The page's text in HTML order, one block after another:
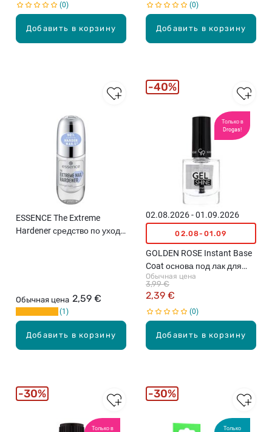
Добавить в корзину
0
Добавить в корзину
0
Добавить в корзину
ESSENCE The Extreme
Hardener средство по уходу
Обычная цена 2,59 €
1
Только в
Drogas!
Добавить в корзину
02.08.2026 - 01.09.2026
02.08-01.09
GOLDEN ROSE Instant Base
Coat основа под лак для
ногтей, 10.2мл
Обычная цена
2,39 €
3,99 €
0
40%
Только в
30%
Только
30%